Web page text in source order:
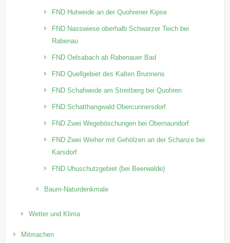
FND Hutweide an der Quohrener Kipse
FND Nasswiese oberhalb Schwarzer Teich bei
Rabenau
FND Oelsabach ab Rabenauer Bad
FND Quellgebiet des Kalten Brunnens
FND Schafweide am Streitberg bei Quohren
FND Schatthangwald Obercunnersdorf
FND Zwei Wegeböschungen bei Obernaundorf
FND Zwei Weiher mit Gehölzen an der Schanze bei
Karsdorf
FND Uhuschutzgebiet (bei Beerwalde)
Baum-Naturdenkmale
Wetter und Klima
Mitmachen